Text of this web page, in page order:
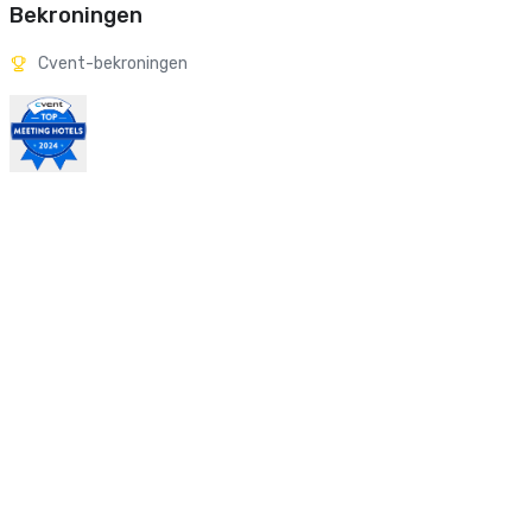
Bekroningen
Cvent-bekroningen